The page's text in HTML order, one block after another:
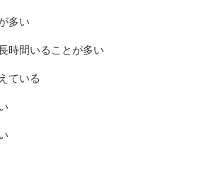
多い
時間いることが多い
ている